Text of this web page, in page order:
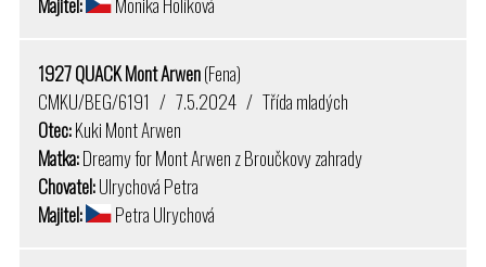
1927 QUACK Mont Arwen(Fena)
CMKU/BEG/6191 / 7.5.2024 / Třída mladých
Otec:Kuki Mont Arwen
Matka:Dreamy for Mont Arwen z Broučkovy zahrady
Chovatel:Ulrychová Petra
Majitel:
Petra Ulrychová